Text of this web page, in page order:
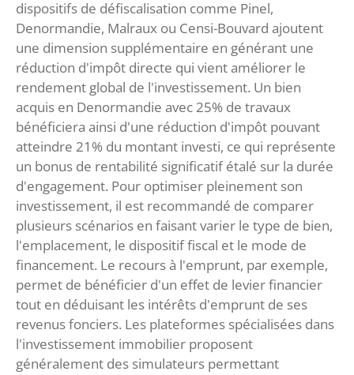
dispositifs de défiscalisation comme Pinel,
Denormandie, Malraux ou Censi-Bouvard ajoutent
une dimension supplémentaire en générant une
réduction d'impôt directe qui vient améliorer le
rendement global de l'investissement. Un bien
acquis en Denormandie avec 25% de travaux
bénéficiera ainsi d'une réduction d'impôt pouvant
atteindre 21% du montant investi, ce qui représente
un bonus de rentabilité significatif étalé sur la durée
d'engagement. Pour optimiser pleinement son
investissement, il est recommandé de comparer
plusieurs scénarios en faisant varier le type de bien,
l'emplacement, le dispositif fiscal et le mode de
financement. Le recours à l'emprunt, par exemple,
permet de bénéficier d'un effet de levier financier
tout en déduisant les intérêts d'emprunt de ses
revenus fonciers. Les plateformes spécialisées dans
l'investissement immobilier proposent
généralement des simulateurs permettant